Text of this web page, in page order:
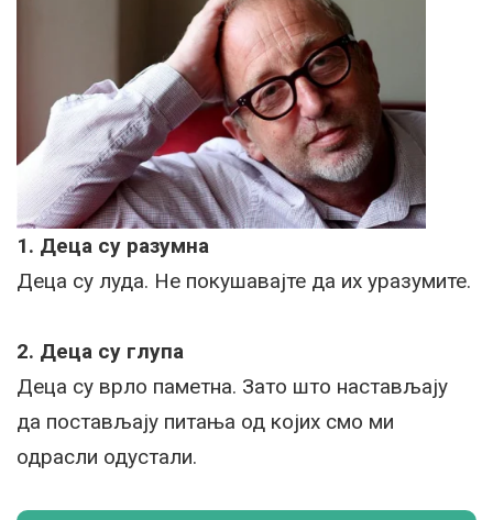
1. Деца су разумна
Деца су луда. Не покушавајте да их уразумите.
2. Деца су глупа
Деца су врло паметна. Зато што настављају
да постављају питања од којих смо ми
одрасли одустали.